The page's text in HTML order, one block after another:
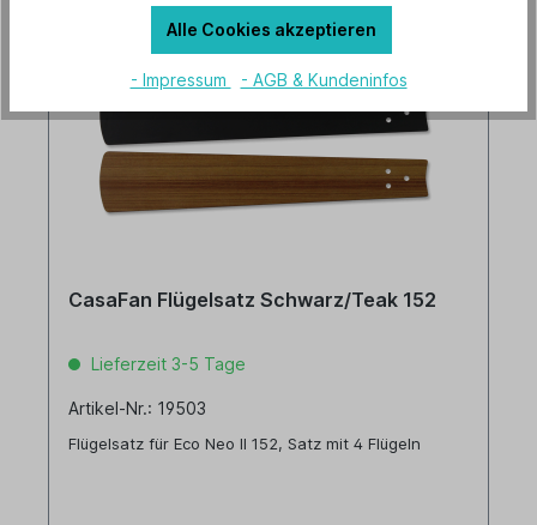
CasaFan Flügelsatz Schwarz/Teak 152
Lieferzeit 3-5 Tage
Artikel-Nr.: 19503
Flügelsatz für Eco Neo II 152, Satz mit 4 Flügeln
Alle Cookies akzeptieren
- Impressum - AGB & Kundeninfos